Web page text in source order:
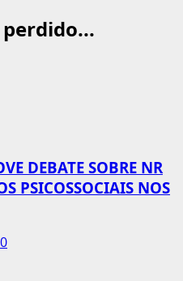
DEBATE SOBRE NR
PSICOSSOCIAIS NOS
0